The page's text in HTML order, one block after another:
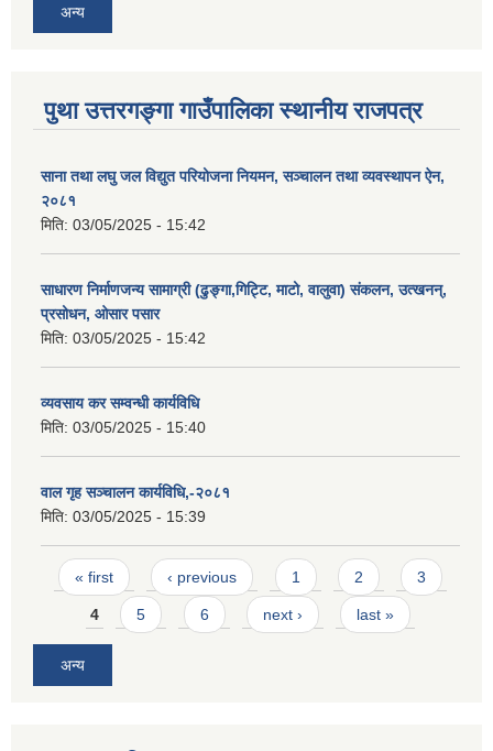
अन्य
पुथा उत्तरगङ्गा गाउँपालिका स्थानीय राजपत्र
साना तथा लघु जल विद्युत परियोजना नियमन, सञ्चालन तथा व्यवस्थापन ऐन,
२०८१
मिति: 03/05/2025 - 15:42
साधारण निर्माणजन्य सामाग्री (ढुङ्गा,गिट्टि, माटो, वालुवा) संकलन, उत्खनन्,
प्रसोधन, ओसार पसार
मिति: 03/05/2025 - 15:42
व्यवसाय कर सम्वन्धी कार्यविधि
मिति: 03/05/2025 - 15:40
वाल गृह सञ्चालन कार्यविधि,-२०८१
मिति: 03/05/2025 - 15:39
Pages
« first ‹ previous 1 2 3
4 5 6 next › last »
अन्य